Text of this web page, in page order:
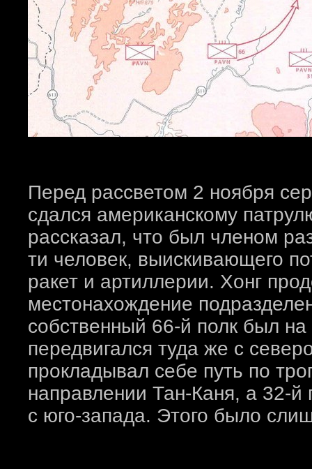
Перед рассветом 2 ноября
сдался американскому
рассказал, что был членом
ти человек, выискивающего
ракет и артиллерии. Хонг
местонахождение
собственный 66-й полк был
передвигался туда же с
прокладывал себе путь по
направлении Тан-Каня, а 32-й
с юго-запада. Этого было